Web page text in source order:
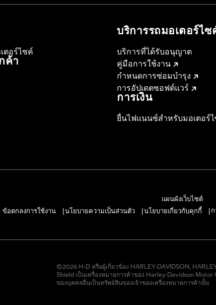
ตอร์ไซค์
ค้า
บริการรถมอเตอร์ไซ
บริการที่ได้รับอนุญาต
คู่มือการใช้งาน
กำหนดการซ่อมบำรุง
การอัปเดตซอฟต์แวร์
การเงิน
ยื่นไฟแนนซ์สำหรับมอเตอร์
แผนผังเว็บไซต์
ข้อตกลงการใช้งาน
นโยบายความเป็นส่วนตัว นโยบายเกี่ยวกับคุกกี้
©2026 H-D หรือผู้เกี่ยวข้อง HARLEY-DAVIDSON,
Shield เป็นเครื่องหมายการค้าของ Harley-Davidson Motor
ของบุคคลอื่นเป็นทรัพย์สินของเจ้าของเครื่องหมายการค้านั้น